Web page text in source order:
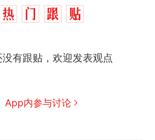
没有跟贴，欢迎发表观点
App内参与讨论
热
那个在床头放菜刀的女孩，
么？
协会回应
男子上山采菌偶然发现鸡枞菌
窝，原地守1天等它长大：挖了